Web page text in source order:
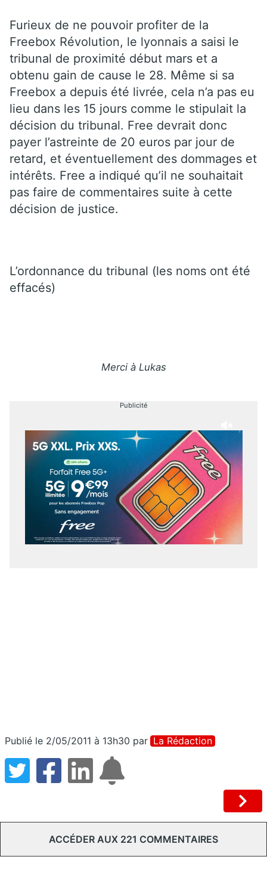
Furieux de ne pouvoir profiter de la
Freebox Révolution, le lyonnais a saisi le
tribunal de proximité début mars et a
obtenu gain de cause le 28. Même si sa
Freebox a depuis été livrée, cela n’a pas eu
lieu dans les 15 jours comme le stipulait la
décision du tribunal. Free devrait donc
payer l’astreinte de 20 euros par jour de
retard, et éventuellement des dommages et
intérêts. Free a indiqué qu’il ne souhaitait
pas faire de commentaires suite à cette
décision de justice.
L’ordonnance du tribunal (les noms ont été
effacés)
Merci à Lukas
Publicité
Publié le 2/05/2011 à 13h30 par La Rédaction
ACCÉDER AUX 221 COMMENTAIRES